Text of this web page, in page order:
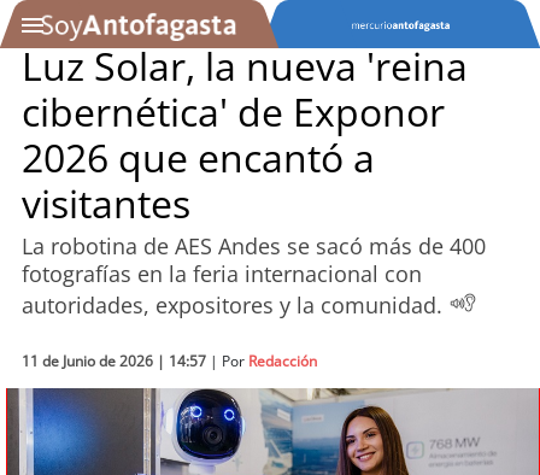
SOYTV
Podcast
Actualidad
Entretención
Economía
Deportes
Luz Solar, la nueva 'reina
cibernética' de Exponor
2026 que encantó a
visitantes
La robotina de AES Andes se sacó más de 400
fotografías en la feria internacional con
autoridades, expositores y la comunidad.
11 de Junio de 2026 | 14:57 | Por Redacción